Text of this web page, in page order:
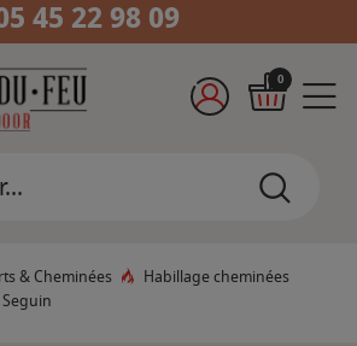
45 22 98 09
0
& Cheminées
Habillage cheminées
Seguin